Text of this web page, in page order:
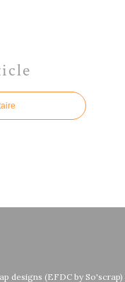
designs (EFDC by So'scrap)